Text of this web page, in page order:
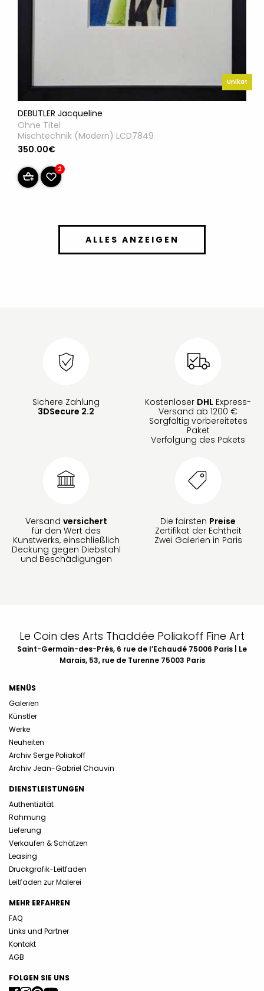
Unikat
DEBUTLER Jacqueline
Ohne Titel
Mischtechnik (Modern) LCD7849
350.00€
2
ALLES ANZEIGEN
Sichere Zahlung
3DSecure 2.2
Kostenloser DHL Express-
Versand ab 1200 €
Sorgfältig vorbereitetes
Paket
Verfolgung des Pakets
Versand versichert
für den Wert des
Kunstwerks, einschließlich
Deckung gegen Diebstahl
und Beschädigungen
Die fairsten Preise
Zertifikat der Echtheit
Zwei Galerien in Paris
Le Coin des Arts Thaddée Poliakoff Fine Art
Saint-Germain-des-Prés, 6 rue de l’Echaudé 75006 Paris | Le
Marais, 53, rue de Turenne 75003 Paris
MENÜS
Galerien
Künstler
Werke
Neuheiten
Archiv Serge Poliakoff
Archiv Jean-Gabriel Chauvin
DIENSTLEISTUNGEN
Authentizität
Rahmung
Lieferung
Verkaufen & Schätzen
Leasing
Druckgrafik-Leitfaden
Leitfaden zur Malerei
MEHR ERFAHREN
FAQ
Links und Partner
Kontakt
AGB
FOLGEN SIE UNS